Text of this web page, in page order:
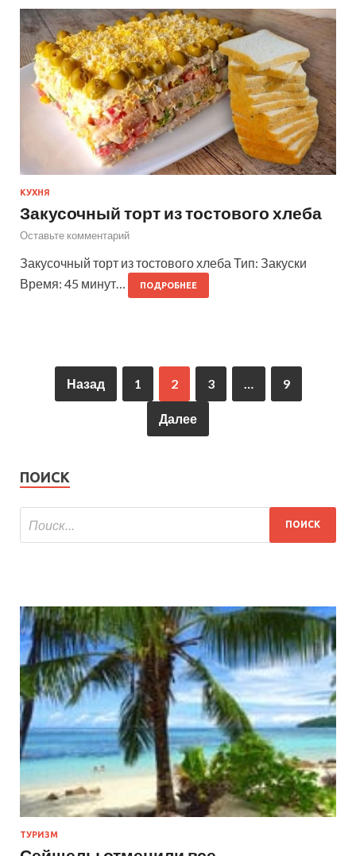
КУХНЯ
Закусочный торт из тостового хлеба
Оставьте комментарий
Закусочный торт из тостового хлеба Тип: Закуски
Время: 45 минут…
ПОДРОБНЕЕ
Назад 1 2 3 9
Далее
ПОИСК
ТУРИЗМ